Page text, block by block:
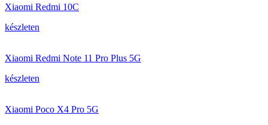
Xiaomi Redmi 10C
készleten
Xiaomi Redmi Note 11 Pro Plus 5G
készleten
Xiaomi Poco X4 Pro 5G